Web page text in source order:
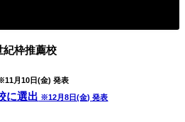
紀枠推薦校
月10日(金) 発表
に選出 ※12月8日(金) 発表